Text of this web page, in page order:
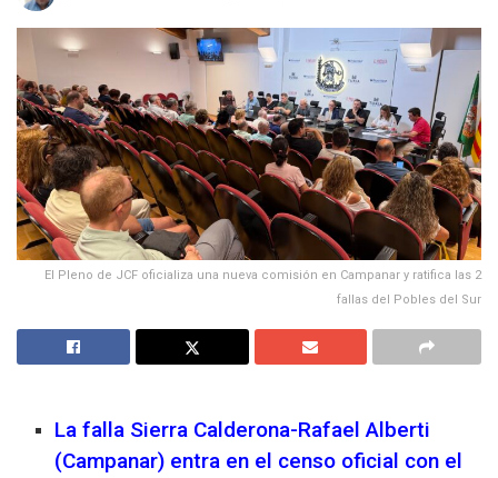
El Pleno de JCF oficializa una nueva comisión en Campanar y ratifica las 2
fallas del Pobles del Sur
La falla Sierra Calderona-Rafael Alberti
(Campanar) entra en el censo oficial con el